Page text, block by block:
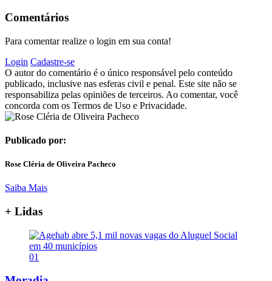
Comentários
Para comentar realize o login em sua conta!
Login Cadastre-se
O autor do comentário é o único responsável pelo conteúdo
publicado, inclusive nas esferas civil e penal. Este site não se
responsabiliza pelas opiniões de terceiros. Ao comentar, você
concorda com os Termos de Uso e Privacidade.
Publicado por:
Rose Cléria de Oliveira Pacheco
Saiba Mais
+ Lidas
01